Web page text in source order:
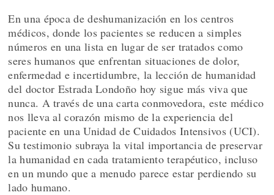
En una época de deshumanización en los centros
médicos, donde los pacientes se reducen a simples
números en una lista en lugar de ser tratados como
seres humanos que enfrentan situaciones de dolor,
enfermedad e incertidumbre, la lección de humanidad
del doctor Estrada Londoño hoy sigue más viva que
nunca. A través de una carta conmovedora, este médico
nos lleva al corazón mismo de la experiencia del
paciente en una Unidad de Cuidados Intensivos (UCI).
Su testimonio subraya la vital importancia de preservar
la humanidad en cada tratamiento terapéutico, incluso
en un mundo que a menudo parece estar perdiendo su
lado humano.